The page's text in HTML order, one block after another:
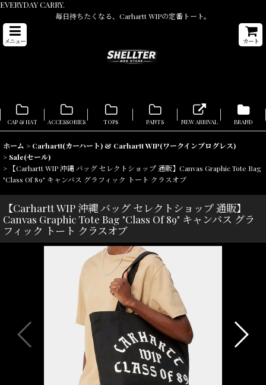
EVERYDAY CARRY.
毎日持ちたくなる、Carhartt WIPの定番トート。
メニュー カート
CAP & HAT ACCESSORIES TOPS PANTS NEW ARRIVAL BRAND
ホーム > Carhartt(カーハート) & Carhartt WIP(ワークインプログレス)
> Sale(セール)
>
【Carhartt WIP 沖縄 バッグ セレクトショップ 通販】Canvas Graphic Tote Bag
"Class Of 89" キャンバス グラフィック トート クラスオブ
【Carhartt WIP 沖縄 バッグ セレクトショップ 通販】
Canvas Graphic Tote Bag "Class Of 89" キャンバス グラ
フィック トート クラスオブ